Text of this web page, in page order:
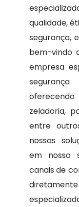
qualidade,
segurança,
bem-vindo
empresa
zeladoria,
entre
nossas
em nosso
canais de